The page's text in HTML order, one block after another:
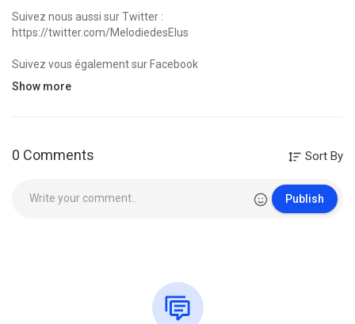
Suivez nous aussi sur Twitter :
https://twitter.com/MelodiedesElus
Suivez vous également sur Facebook
https://www.facebook.com/melodiedeselus23
Category Music
Show more
0 Comments Sort By
Publish